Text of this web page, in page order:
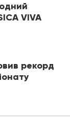
VIVA
рекорд